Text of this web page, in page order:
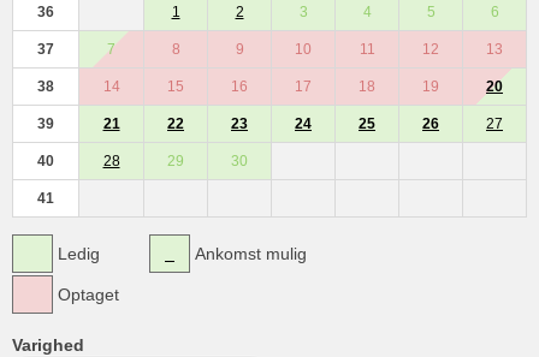
36 1 2 3 4 5 6
37 7 8 9 10 11 12 13
38 14 15 16 17 18 19 20
39 21 22 23 24 25 26 27
40 28 29 30
41
Ledig
Optaget
Ankomst mulig
Varighed